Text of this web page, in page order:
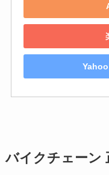
バイクチェーン